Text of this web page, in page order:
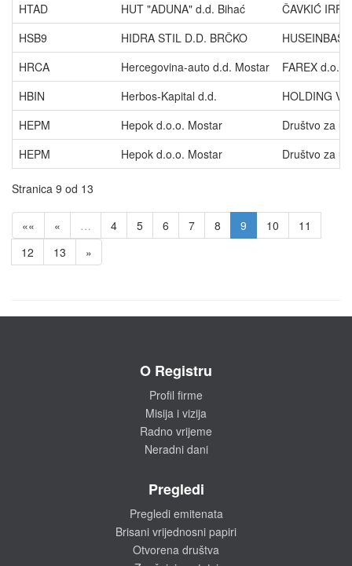
HTAD
HUT "ADUNA" d.d. Bihać
ČAVKIĆ
HSB9
HIDRA STIL D.D. BRČKO
HRCA
Hercegovina-auto d.d. Mostar
FAREX
HBIN
Herbos-Kapital d.d.
HOLDING
HEPM
Hepok d.o.o. Mostar
Društvo za
HEPM
Hepok d.o.o. Mostar Društvo za
Stranica 9 od 13
«« « … 4 5 6 7 8 9 10
11
12
13 »
O Registru
Profil firme
Misija i vizija
Radno vrijeme
Neradni dani
Pregledi
Pregledi emitenata
Brisani vrijednosni papiri
Otvorena društva